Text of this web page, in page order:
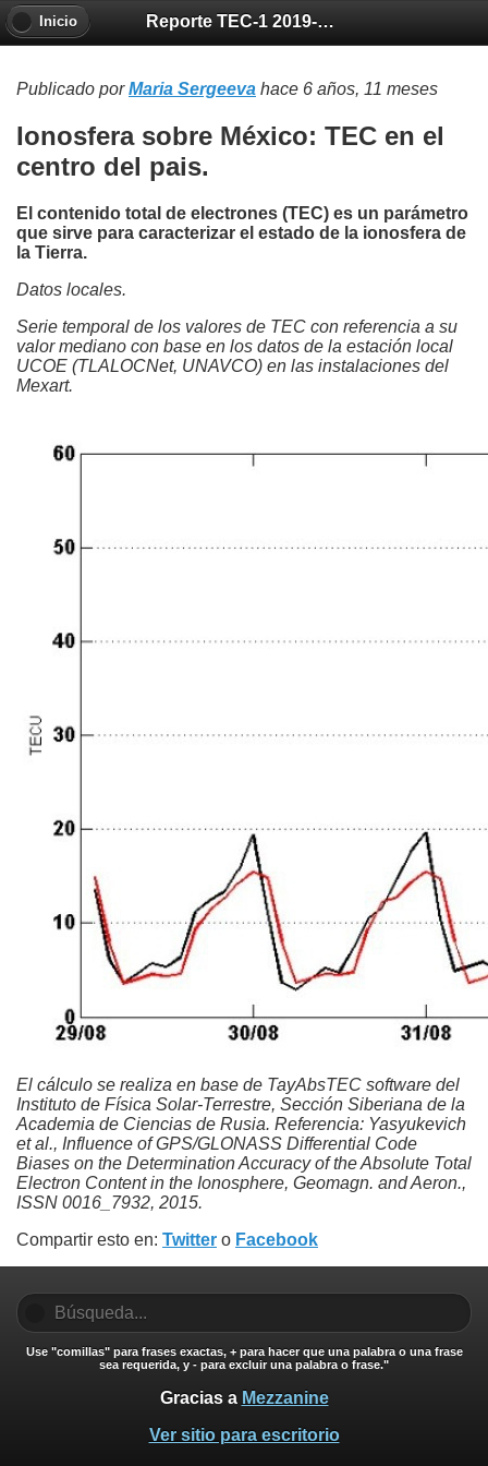
Reporte TEC-1 2019-09-05
Inicio
Publicado porMaria Sergeeva hace 6 años, 11 meses
Ionosfera sobre México: TEC en el
centro del pais.
El contenido total de electrones (TEC) es un parámetro
que sirve para caracterizar el estado de la ionosfera de
la Tierra.
Datos locales.
Serie temporal de los valores de TEC con referencia a su
valor mediano con base en los datos de la estación local
UCOE (TLALOCNet, UNAVCO) en las instalaciones del
Mexart.
El cálculo se realiza en base de TayAbsTEC software del
Instituto de Física Solar-Terrestre, Sección Siberiana de la
Academia de Ciencias de Rusia. Referencia: Yasyukevich
et al., Influence of GPS/GLONASS Differential Code
Biases on the Determination Accuracy of the Absolute Total
Electron Content in the Ionosphere, Geomagn. and Aeron.,
ISSN 0016_7932, 2015.
Compartir esto en: Twitter o Facebook
Use "comillas" para frases exactas, + para hacer que una palabra o una frase
sea requerida, y - para excluir una palabra o frase."
Gracias a Mezzanine
Ver sitio para escritorio